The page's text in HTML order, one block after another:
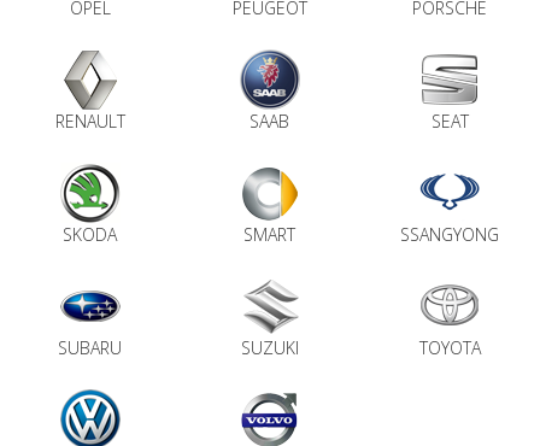
OPEL PEUGEOT PORSCHE
RENAULT SAAB SEAT
SKODA SMART SSANGYONG
SUBARU SUZUKI TOYOTA